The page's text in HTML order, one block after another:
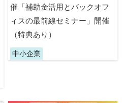
催「補助金活用とバックオフ
ィスの最前線セミナー」開催
（特典あり）
中小企業